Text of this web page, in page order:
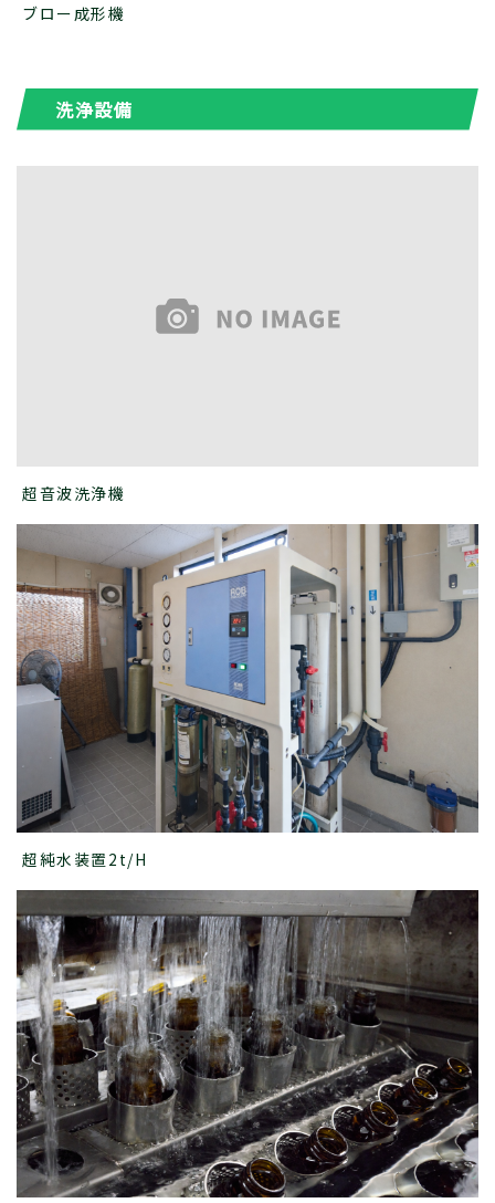
ブロー成形機
洗浄設備
超音波洗浄機
超純水装置2t/H